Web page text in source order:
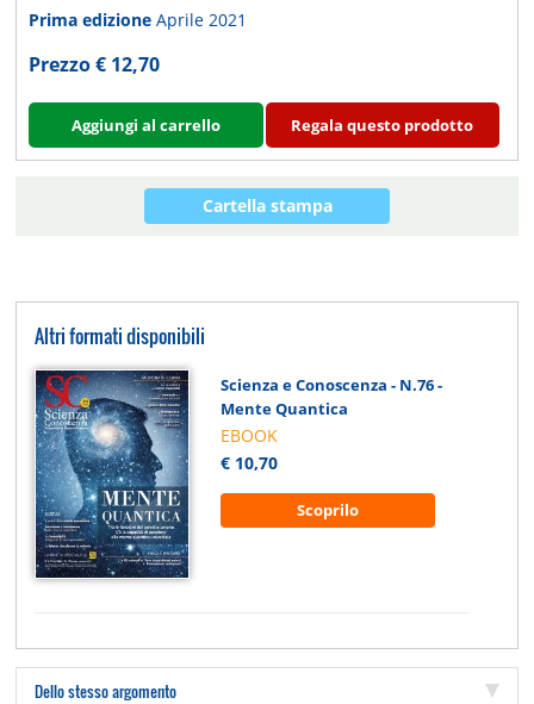
Prima edizioneAprile 2021
Prezzo € 12,70
Aggiungi al carrello Regala questo prodotto
Cartella stampa
Altri formati disponibili
Scienza e Conoscenza - N.76 -
Mente Quantica
EBOOK
€ 10,70
Scoprilo
Dello stesso argomento